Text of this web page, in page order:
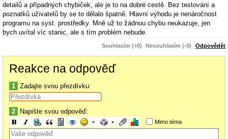
detailů a případných chybiček, ale je to na dobré cestě. Bez testování a
poznatků uživatelů by se to dělalo špatně. Hlavní výhodu je nenáročnost
programu na syst. prostředky. Mně už to žádnou chybu neukazuje, jen
bych uvítal víc stanic, ale s tím problém nebude.
Souhlasím (+0) Nesouhlasím (-0) Odpovědět
Reakce na odpověď
1 Zadajte svou přezdívku:
2 Napište svou odpověď:
Mimo téma